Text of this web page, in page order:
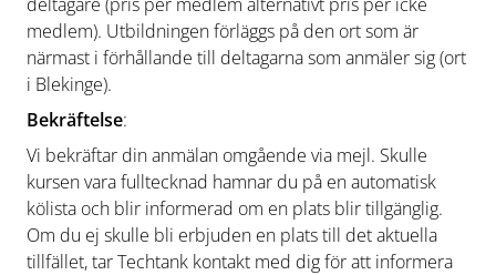
medlem). Utbildningen förläggs på den ort som är
närmast i förhållande till deltagarna som anmäler sig (ort
i Blekinge).
Bekräftelse:
Vi bekräftar din anmälan omgående via mejl. Skulle
kursen vara fulltecknad hamnar du på en automatisk
kölista och blir informerad om en plats blir tillgänglig.
Om du ej skulle bli erbjuden en plats till det aktuella
tillfället, tar Techtank kontakt med dig för att informera